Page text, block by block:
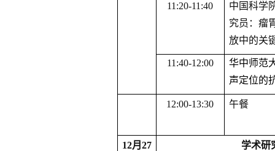
11 :20-11 :40
中国科学
究员：瘤
放中的关
11 :40-1 2:00
华中师范
声定位的
1 2:00-13:30 午餐
12月 27
学术研